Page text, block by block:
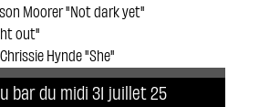
bar du midi 31 juillet 25
Moorer "Not dark yet"
out"
Hynde "She"
"Une nuit sur ton épaule"